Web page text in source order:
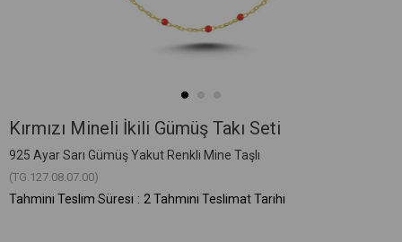
Kırmızı Mineli İkili Gümüş Takı Seti
925 Ayar Sarı Gümüş Yakut Renkli Mine Taşlı
(TG.127.08.07.00)
Tahmini Teslim Süresi : 2 Tahmini Teslimat Tarihi